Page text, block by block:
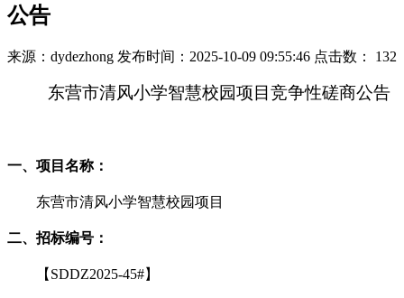
公告
来源：dydezhong 发布时间：2025-10-09 09:55:46 点击数： 132
东营市清风小学智慧校园项目 竞争性磋商公告
一、 项目名称：
东营市清风小学智慧校园项目
二、 招标编号：
【 SDDZ2025-45#】